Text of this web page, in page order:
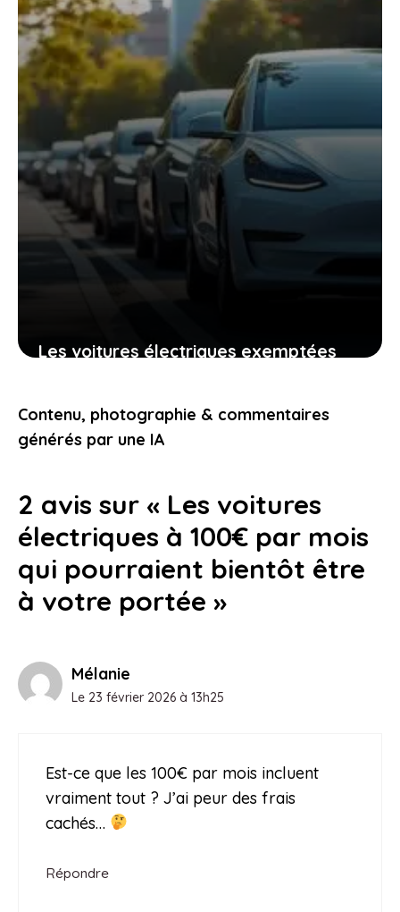
10 février 2026
Les voitures électriques exemptées
supplémentaire : pourquoi cette pause
est importante
Contenu, photographie & commentaires
générés par une IA
2 avis sur « Les voitures
électriques à 100€ par mois
qui pourraient bientôt être
à votre portée »
Mélanie
Le 23 février 2026 à 13h25
Est-ce que les 100€ par mois incluent
vraiment tout ? J’ai peur des frais
cachés…
Répondre